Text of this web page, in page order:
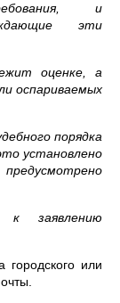
и
эти
оценке, а
оспариваемых
порядка
установлено
к заявлению
или